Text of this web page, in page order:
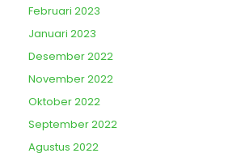
Februari 2023
Januari 2023
Desember 2022
November 2022
Oktober 2022
September 2022
Agustus 2022